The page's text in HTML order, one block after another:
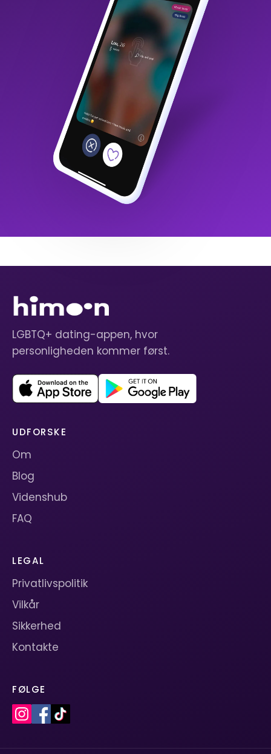
LGBTQ+ dating-appen, hvor
personligheden kommer først.
UDFORSKE
Om
Blog
Videnshub
FAQ
LEGAL
Privatlivspolitik
Vilkår
Sikkerhed
Kontakte
FØLGE